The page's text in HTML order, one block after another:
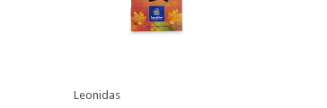
Leonidas